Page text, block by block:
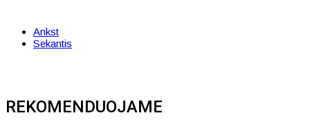
Ankst
Sekantis
REKOMENDUOJAME